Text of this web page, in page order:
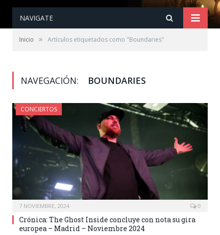
NAVIGATE
Inicio » Artículos etiquetados como "Boundaries"
NAVEGACIÓN: BOUNDARIES
CONCIERTOS
7 NOVIEMBRE, 2024 0
Crónica: The Ghost Inside concluye con nota su gira
europea – Madrid – Noviembre 2024